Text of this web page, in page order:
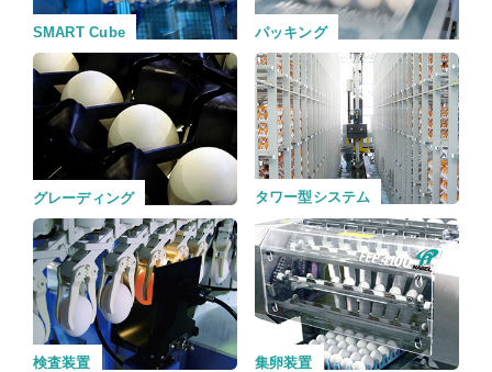
SMART Cube パッキング
グレーディング タワー型システム
検査装置 集卵装置